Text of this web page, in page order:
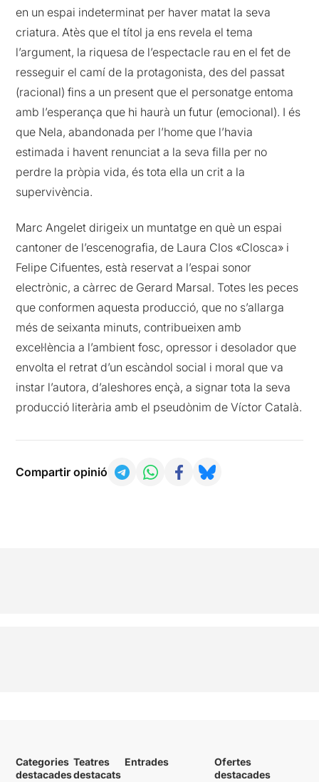
en un espai indeterminat per haver matat la seva
criatura. Atès que el títol ja ens revela el tema
l’argument, la riquesa de l’espectacle rau en el fet de
resseguir el camí de la protagonista, des del passat
(racional) fins a un present que el personatge entoma
amb l’esperança que hi haurà un futur (emocional). I és
que Nela, abandonada per l’home que l’havia
estimada i havent renunciat a la seva filla per no
perdre la pròpia vida, és tota ella un crit a la
supervivència.
Marc Angelet dirigeix un muntatge en què un espai
cantoner de l’escenografia, de Laura Clos «Closca» i
Felipe Cifuentes, està reservat a l’espai sonor
electrònic, a càrrec de Gerard Marsal. Totes les peces
que conformen aquesta producció, que no s’allarga
més de seixanta minuts, contribueixen amb
excel·lència a l’ambient fosc, opressor i desolador que
envolta el retrat d’un escàndol social i moral que va
instar l’autora, d’aleshores ençà, a signar tota la seva
producció literària amb el pseudònim de Víctor Català.
Compartir opinió
Categories
destacades
Teatres
destacats
Entrades
Ofertes
destacades